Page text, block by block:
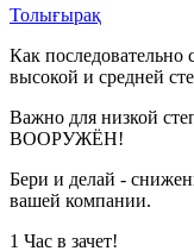
Толығырақ
Как последовательно
высокой и средней
Важно для низкой
ВООРУЖЁН!
Бери и делай -
вашей компании.
1 Час в зачет!